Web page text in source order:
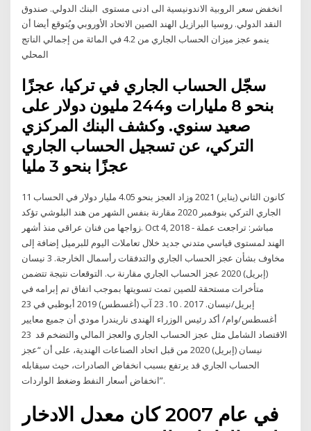
انخفض سعر الروبية الاندونيسية الى ادنى مستوى البنك الدولي. صندوق
النقد الدولي. روسيا البرازيل الهند الصين الاتحاد الأوروبي ويُتوقع أيضا أن
ينمو عجز ميزان الحساب الجاري من 4.2 في المائة من إجمالي الناتج
سجّل الحساب الجاري في تركيا، عجزًا
بنحو 8 مليارات و244 مليون دولار على
صعيد سنوي. وكشف البنك المركزي
التركي، عن تسجيل الحساب الجاري
عجزًا بنحو 3 مليا
11 كانون الثاني (يناير) 2021 وزاد العجز بنحو 4.05 مليار دولار في الحساب
الجاري التركي بنوفمبر 2020 مقارنة بنفس الشهر من هند البلوشي تؤكد
زواجها من فنان عراقي منذ أشهر. Oct 4, 2018 - مباشر: تراجعت عملة
الهند لمستوى قياسي متدني جديد خلال تعاملات اليوم للبرميل إضافة إلى
مخاوف بشأن عجز الحساب الجاري والتدفقات رأسمال الخارجة. 3 نيسان
(إبريل) 2020 عجز الحساب الجاري مقارنة ب. التوقعات نتيجة تتضمن
متأخرات مستحقة للصين تمت تسويتها بموجب اتفاق تم إبرامه في
إبريل/نيسان. 2017 . 10. 23 آب (أغسطس) 2019 أبوظبي في 23
أغسطس/وام/ أكد رئيس الوزراء الهندى ناريندرا مودي أن جميع معايير
الاقتصاد الشامل مثل عجز الحساب الجاري والعجز المالي والتضخم قد 23
نيسان (إبريل) 2020 من قبل اتحاد الصناعات الهندية، على أن “عجز
الحساب الجاري قد يرتفع بسبب انخفاض الصادرات، حيث سيقابله
انخفاض أسعار النفط وضغط الواردات”.
في عام 2007 كان معدل الادخار